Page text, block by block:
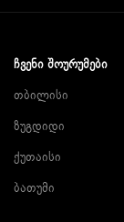
ᲩᲕᲔᲜᲘ ᲨᲝᲣᲠᲣᲛᲔᲑᲘ
თბილისი
ზუგდიდი
ქუთაისი
ბათუმი